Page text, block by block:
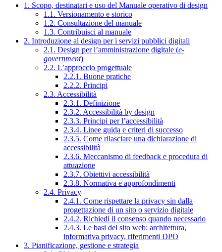
1. Scopo, destinatari e uso del Manuale operativo di design
1.1. Versionamento e storico
1.2. Consultazione del manuale
1.3. Contribuisci al manuale
2. Introduzione al design per i servizi pubblici digitali
2.1. Design per l’amministrazione digitale (e-
government)
2.2. L’approccio progettuale
2.2.1. Buone pratiche
2.2.2. Principi
2.3. Accessibilità
2.3.1. Definizione
2.3.2. Accessibilità by design
2.3.3. Principi per l’accessibilità
2.3.4. Linee guida e criteri di successo
2.3.5. Come rilasciare una dichiarazione di
accessibilità
2.3.6. Meccanismo di feedback e procedura di
attuazione
2.3.7. Obiettivi accessibilità
2.3.8. Normativa e approfondimenti
2.4. Privacy
2.4.1. Come rispettare la privacy sin dalla
progettazione di un sito o servizio digitale
2.4.2. Richiedi il consenso quando necessario
2.4.3. Le basi del sito web: architettura,
informativa privacy, riferimenti DPO
3. Pianificazione, gestione e strategia